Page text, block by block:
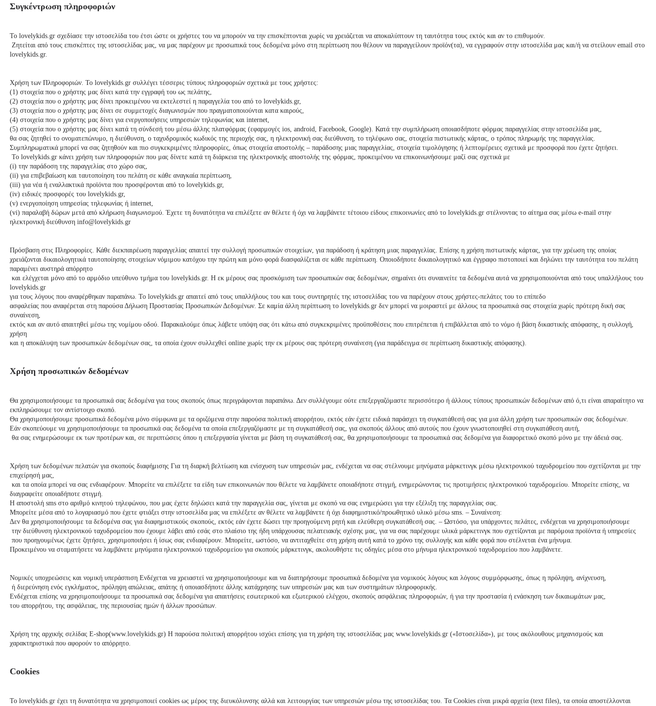
Συγκέντρωση πληροφοριών
Το lovelykids.gr σχεδίασε την ιστοσελίδα του έτσι ώστε οι χρήστες του να μπορούν να την επισκέπτονται χωρίς να χρειάζεται να αποκαλύπτουν τη ταυτότητα τους εκτός και αν το επιθυμούν.
Ζητείται από τους επισκέπτες της ιστοσελίδας μας, να μας παρέχουν με προσωπικά τους δεδομένα μόνο στη περίπτωση που θέλουν να παραγγείλουν προϊόν(τα), να εγγραφούν στην ιστοσελίδα μας και/ή να στείλουν email στο
lovelykids.gr.
Χρήση των Πληροφοριών. Το lovelykids.gr συλλέγει τέσσερις τύπους πληροφοριών σχετικά με τους χρήστες:
(1) στοιχεία που ο χρήστης μας δίνει κατά την εγγραφή του ως πελάτης,
(2) στοιχεία που ο χρήστης μας δίνει προκειμένου να εκτελεστεί η παραγγελία του από το lovelykids.gr,
(3) στοιχεία που ο χρήστης μας δίνει σε συμμετοχές διαγωνισμών που πραγματοποιούνται κατα καιρούς,
(4) στοιχεία που ο χρήστης μας δίνει για ενεργοποιήσεις υπηρεσιών τηλεφωνίας και internet,
(5) στοιχεία που ο χρήστης μας δίνει κατά τη σύνδεσή του μέσω άλλης πλατφόρμας (εφαρμογές ios, android, Facebook, Google). Κατά την συμπλήρωση οποιασδήποτε φόρμας παραγγελίας στην ιστοσελίδα μας,
θα σας ζητηθεί το ονοματεπώνυμο, η διεύθυνση, ο ταχυδρομικός κωδικός της περιοχής σας, η ηλεκτρονική σας διεύθυνση, το τηλέφωνο σας, στοιχεία πιστωτικής κάρτας, ο τρόπος πληρωμής της παραγγελίας.
Συμπληρωματικά μπορεί να σας ζητηθούν και πιο συγκεκριμένες πληροφορίες, όπως στοιχεία αποστολής – παράδοσης μιας παραγγελίας, στοιχεία τιμολόγησης ή λεπτομέρειες σχετικά με προσφορά που έχετε ζητήσει.
Το lovelykids.gr κάνει χρήση των πληροφοριών που μας δίνετε κατά τη διάρκεια της ηλεκτρονικής αποστολής της φόρμας, προκειμένου να επικοινωνήσουμε μαζί σας σχετικά με
(i) την παράδοση της παραγγελίας στο χώρο σας,
(ii) για επιβεβαίωση και ταυτοποίηση του πελάτη σε κάθε αναγκαία περίπτωση,
(iii) για νέα ή εναλλακτικά προϊόντα που προσφέρονται από το lovelykids.gr,
(iv) ειδικές προσφορές του lovelykids.gr,
(v) ενεργοποίηση υπηρεσίας τηλεφωνίας ή internet,
(vi) παραλαβή δώρων μετά από κλήρωση διαγωνισμού. Έχετε τη δυνατότητα να επιλέξετε αν θέλετε ή όχι να λαμβάνετε τέτοιου είδους επικοινωνίες από το lovelykids.gr στέλνοντας το αίτημα σας μέσω e-mail στην
ηλεκτρονική διεύθυνση info@lovelykids.gr
Πρόσβαση στις Πληροφορίες. Κάθε διεκπαιρέωση παραγγελίας απαιτεί την συλλογή προσωπικών στοιχείων, για παράδοση ή κράτηση μιας παραγγελίας. Επίσης η χρήση πιστωτικής κάρτας, για την χρέωση της οποίας
χρειάζονται δικαιολογητικά ταυτοποίησης στοιχείων νόμιμου κατόχου την πρώτη και μόνο φορά διασφαλίζεται σε κάθε περίπτωση. Οποιοδήποτε δικαιολογητικό και έγγραφο πιστοποιεί και δηλώνει την ταυτότητα του πελάτη
παραμένει αυστηρά απόρρητο
και ελέγχεται μόνο από το αρμόδιο υπεύθυνο τμήμα του lovelykids.gr. Η εκ μέρους σας προσκόμιση των προσωπικών σας δεδομένων, σημαίνει ότι συναινείτε τα δεδομένα αυτά να χρησιμοποιούνται από τους υπαλλήλους του
lovelykids.gr
για τους λόγους που αναφέρθηκαν παραπάνω. Το lovelykids.gr απαιτεί από τους υπαλλήλους του και τους συντηρητές της ιστοσελίδας του να παρέχουν στους χρήστες-πελάτες του το επίπεδο
ασφαλείας που αναφέρεται στη παρούσα Δήλωση Προστασίας Προσωπικών Δεδομένων. Σε καμία άλλη περίπτωση το lovelykids.gr δεν μπορεί να μοιραστεί με άλλους τα προσωπικά σας στοιχεία χωρίς πρότερη δική σας
συναίνεση,
εκτός και αν αυτό απαιτηθεί μέσω της νομίμου οδού. Παρακαλούμε όπως λάβετε υπόψη σας ότι κάτω από συγκεκριμένες προϋποθέσεις που επιτρέπεται ή επιβάλλεται από το νόμο ή βάση δικαστικής απόφασης, η συλλογή,
χρήση
και η αποκάλυψη των προσωπικών δεδομένων σας, τα οποία έχουν συλλεχθεί online χωρίς την εκ μέρους σας πρότερη συναίνεση (για παράδειγμα σε περίπτωση δικαστικής απόφασης).
Χρήση προσωπικών δεδομένων
Θα χρησιμοποιήσουμε τα προσωπικά σας δεδομένα για τους σκοπούς όπως περιγράφονται παραπάνω. Δεν συλλέγουμε ούτε επεξεργαζόμαστε περισσότερο ή άλλους τύπους προσωπικών δεδομένων από ό,τι είναι απαραίτητο να
εκπληρώσουμε τον αντίστοιχο σκοπό.
Θα χρησιμοποιήσουμε προσωπικά δεδομένα μόνο σύμφωνα με τα οριζόμενα στην παρούσα πολιτική απορρήτου, εκτός εάν έχετε ειδικά παράσχει τη συγκατάθεσή σας για μια άλλη χρήση των προσωπικών σας δεδομένων.
Εάν σκοπεύουμε να χρησιμοποιήσουμε τα προσωπικά σας δεδομένα τα οποία επεξεργαζόμαστε με τη συγκατάθεσή σας, για σκοπούς άλλους από αυτούς που έχουν γνωστοποιηθεί στη συγκατάθεση αυτή,
θα σας ενημερώσουμε εκ των προτέρων και, σε περιπτώσεις όπου η επεξεργασία γίνεται με βάση τη συγκατάθεσή σας, θα χρησιμοποιήσουμε τα προσωπικά σας δεδομένα για διαφορετικό σκοπό μόνο με την άδειά σας.
Χρήση των δεδομένων πελατών για σκοπούς διαφήμισης Για τη διαρκή βελτίωση και ενίσχυση των υπηρεσιών μας, ενδέχεται να σας στέλνουμε μηνύματα μάρκετινγκ μέσω ηλεκτρονικού ταχυδρομείου που σχετίζονται με την
επιχείρησή μας,
και τα οποία μπορεί να σας ενδιαφέρουν. Μπορείτε να επιλέξετε τα είδη των επικοινωνιών που θέλετε να λαμβάνετε οποιαδήποτε στιγμή, ενημερώνοντας τις προτιμήσεις ηλεκτρονικού ταχυδρομείου. Μπορείτε επίσης, να
διαγραφείτε οποιαδήποτε στιγμή.
Η αποστολή sms στο αριθμό κινητού τηλεφώνου, που μας έχετε δηλώσει κατά την παραγγελία σας, γίνεται με σκοπό να σας ενημερώσει για την εξέλιξη της παραγγελίας σας.
Μπορείτε μέσα από το λογαριασμό που έχετε φτιάξει στην ιστοσελίδα μας να επιλέξετε αν θέλετε να λαμβάνετε ή όχι διαφημιστικό/προωθητικό υλικό μέσω sms. – Συναίνεση:
Δεν θα χρησιμοποιήσουμε τα δεδομένα σας για διαφημιστικούς σκοπούς, εκτός εάν έχετε δώσει την προηγούμενη ρητή και ελεύθερη συγκατάθεσή σας. – Ωστόσο, για υπάρχοντες πελάτες, ενδέχεται να χρησιμοποιήσουμε
την διεύθυνση ηλεκτρονικού ταχυδρομείου που έχουμε λάβει από εσάς στο πλαίσιο της ήδη υπάρχουσας πελατειακής σχέσης μας, για να σας παρέχουμε υλικά μάρκετινγκ που σχετίζονται με παρόμοια προϊόντα ή υπηρεσίες
που προηγουμένως έχετε ζητήσει, χρησιμοποιήσει ή ίσως σας ενδιαφέρουν. Μπορείτε, ωστόσο, να αντιταχθείτε στη χρήση αυτή κατά το χρόνο της συλλογής και κάθε φορά που στέλνεται ένα μήνυμα.
Προκειμένου να σταματήσετε να λαμβάνετε μηνύματα ηλεκτρονικού ταχυδρομείου για σκοπούς μάρκετινγκ, ακολουθήστε τις οδηγίες μέσα στο μήνυμα ηλεκτρονικού ταχυδρομείου που λαμβάνετε.
Νομικές υποχρεώσεις και νομική υπεράσπιση Ενδέχεται να χρειαστεί να χρησιμοποιήσουμε και να διατηρήσουμε προσωπικά δεδομένα για νομικούς λόγους και λόγους συμμόρφωσης, όπως η πρόληψη, ανίχνευση,
ή διερεύνηση ενός εγκλήματος, πρόληψη απώλειας, απάτης ή οποιασδήποτε άλλης κατάχρησης των υπηρεσιών μας και των συστημάτων πληροφορικής.
Ενδέχεται επίσης να χρησιμοποιήσουμε τα προσωπικά σας δεδομένα για απαιτήσεις εσωτερικού και εξωτερικού ελέγχου, σκοπούς ασφάλειας πληροφοριών, ή για την προστασία ή ενάσκηση των δικαιωμάτων μας,
του απορρήτου, της ασφάλειας, της περιουσίας ημών ή άλλων προσώπων.
Χρήση της αρχικής σελίδας E-shop(www.lovelykids.gr) Η παρούσα πολιτική απορρήτου ισχύει επίσης για τη χρήση της ιστοσελίδας μας www.lovelykids.gr («Ιστοσελίδα»), με τους ακόλουθους μηχανισμούς και
χαρακτηριστικά που αφορούν το απόρρητο.
Cookies
Το lovelykids.gr έχει τη δυνατότητα να χρησιμοποιεί cookies ως μέρος της διευκόλυνσης αλλά και λειτουργίας των υπηρεσιών μέσω της ιστοσελίδας του. Τα Cookies είναι μικρά αρχεία (text files), τα οποία απoστέλλονται